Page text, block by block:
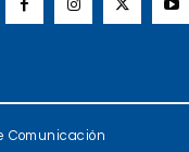
Comunicación